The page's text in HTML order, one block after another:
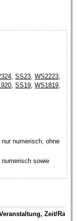
,SS23,WS2223,
,SS19,WS1819,
numerisch, ohne
numerisch sowie
Zeit/Raum